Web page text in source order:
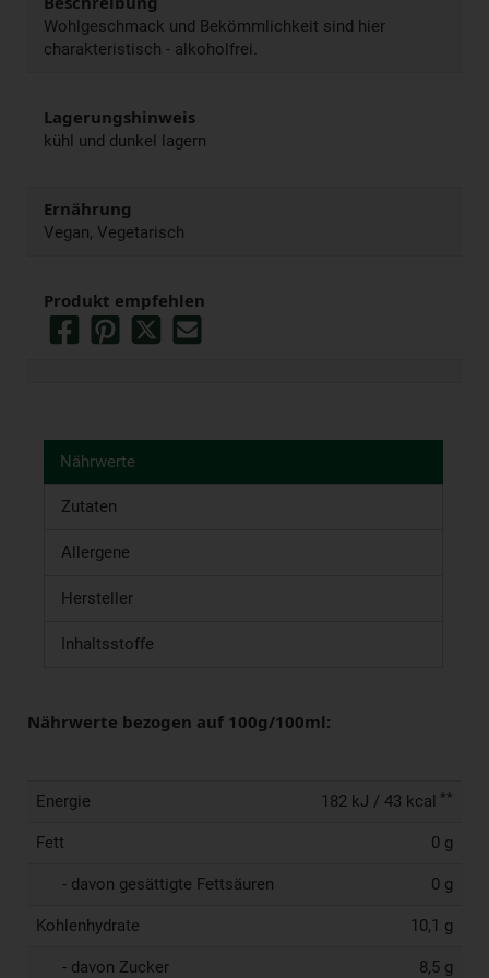
Wohlgeschmack und Bekömmlichkeit sind hier
charakteristisch - alkoholfrei.
Lagerungshinweis
kühl und dunkel lagern
Ernährung
Vegan, Vegetarisch
Produkt empfehlen
Nährwerte
Zutaten
Allergene
Hersteller
Inhaltsstoffe
Nährwerte bezogen auf 100g/100ml:
Energie 182 kJ / 43 kcal **
Fett 0 g
- davon gesättigte Fettsäuren 0 g
Kohlenhydrate 10,1 g
- davon Zucker 8,5 g